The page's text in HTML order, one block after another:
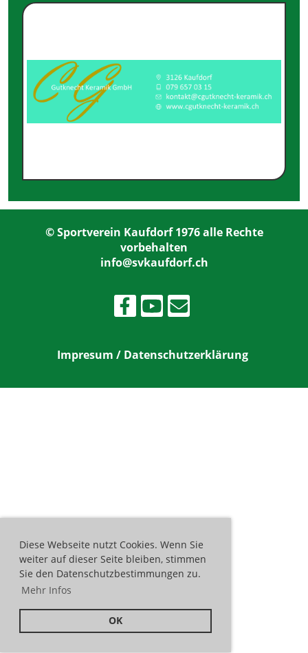
Diese Webseite nutzt Cookies. Wenn Sie
weiter auf dieser Seite bleiben, stimmen
Sie den Datenschutzbestimmungen zu.
Mehr Infos
OK
© Sportverein Kaufdorf 1976 alle Rechte
vorbehalten
info@svkaufdorf.ch
Impresum / Datenschutzerklärung